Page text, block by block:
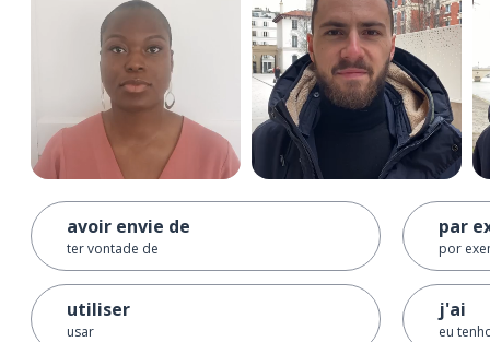
avoir envie de
ter vontade de
utiliser
usar
par
por
j'ai
eu